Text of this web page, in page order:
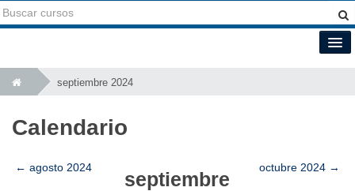
Español - Internacional (es)
septiembre 2024
Calendario
← agosto 2024
septiembre
octubre 2024 →